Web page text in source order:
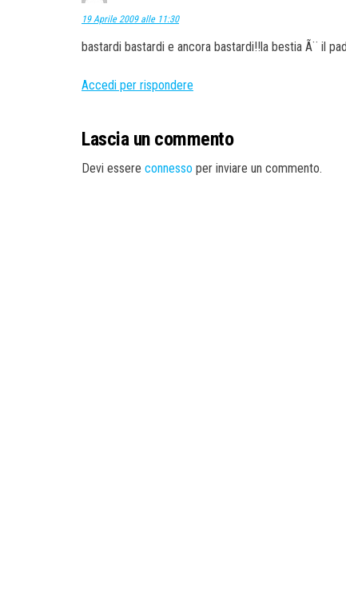
19 Aprile 2009 alle 11:30
bastardi bastardi e ancora bastardi!!la bestia Ã¨ il
Accedi per rispondere
Lascia un commento
Devi essere connesso per inviare un commento.